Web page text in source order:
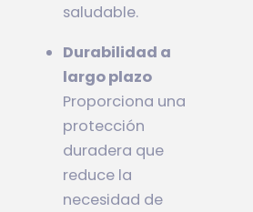
saludable.
Durabilidad a
largo plazo
Proporciona una
protección
duradera que
reduce la
necesidad de